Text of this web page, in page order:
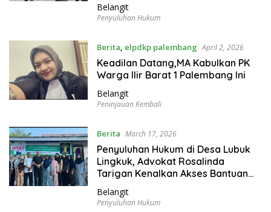
Belangit
Penyuluhan Hukum
Berita, elpdkp palembang April 2, 2026
Keadilan Datang,MA Kabulkan PK
Warga Ilir Barat 1 Palembang Ini
Belangit
Peninjauan Kembali
Berita March 17, 2026
Penyuluhan Hukum di Desa Lubuk
Lingkuk, Advokat Rosalinda
Tarigan Kenalkan Akses Bantuan
Belangit
Penyuluhan Hukum